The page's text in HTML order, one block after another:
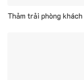
Thảm trải phòng